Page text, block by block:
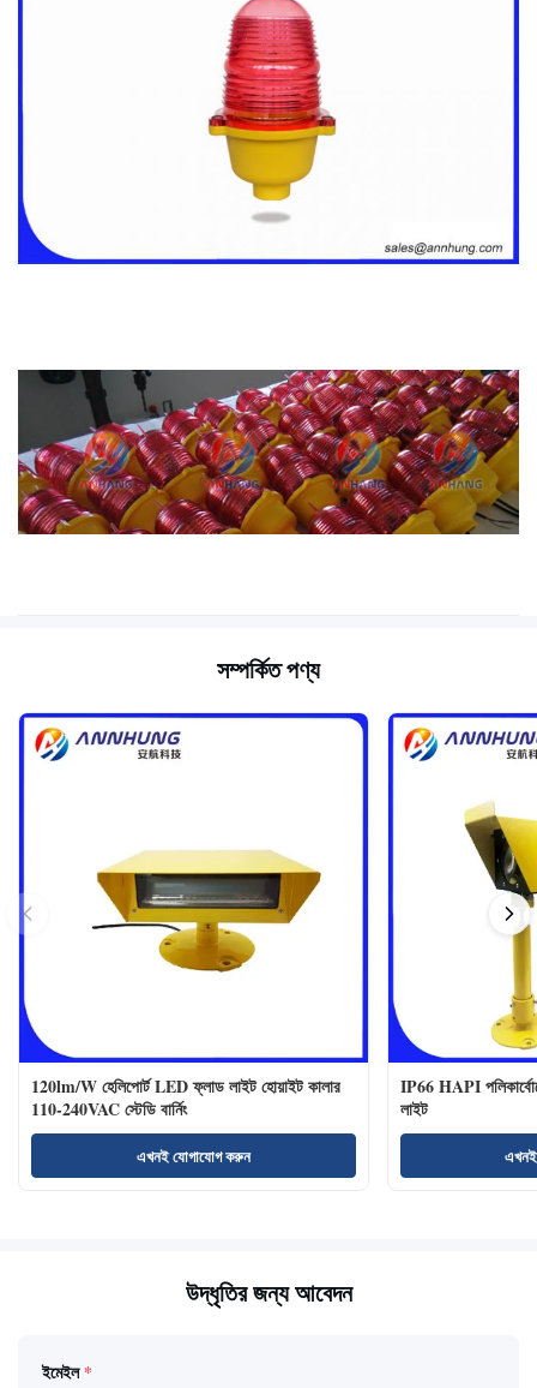
সম্পর্কিত পণ্য
120lm/W হেলিপোর্ট LED ফ্লাড লাইট হোয়াইট কালার
110-240VAC স্টেডি বার্নিং
এখনই যোগাযোগ করুন
IP66 HAPI
লাইট
উদ্ধৃতির জন্য আবেদন
ইমেইল *